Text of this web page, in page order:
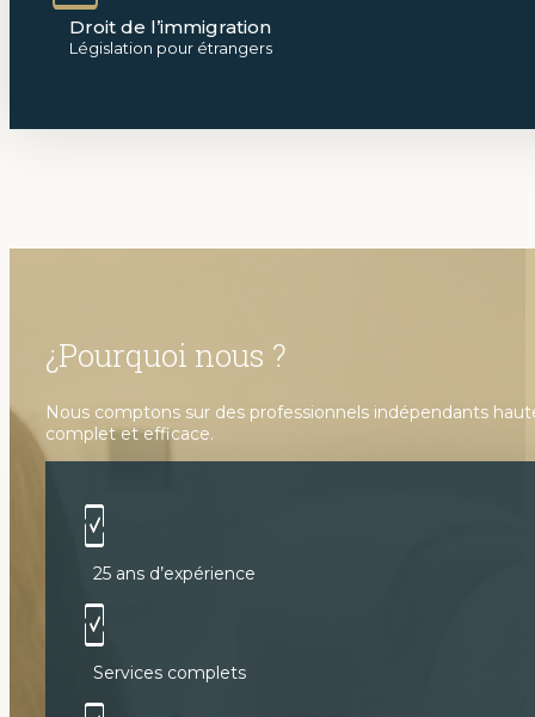
Droit de l’immigration
Législation pour étrangers
¿Pourquoi nous ?
Nous comptons sur des professionnels indépendants
complet et efficace.
25 ans d’expérience
Services complets